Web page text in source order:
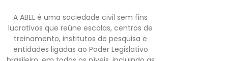
A ABEL é uma sociedade civil sem fins
lucrativos que reúne escolas, centros de
treinamento, institutos de pesquisa e
entidades ligadas ao Poder Legislativo